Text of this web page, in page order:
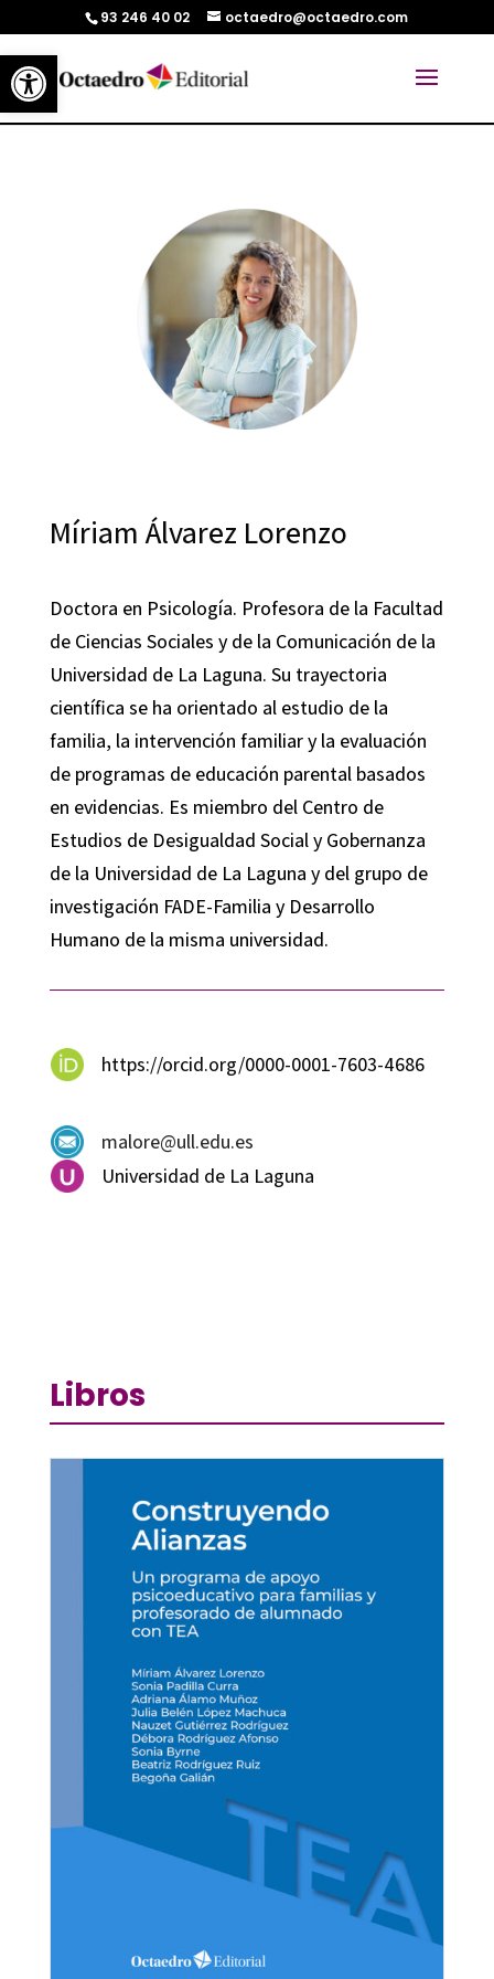
Abrir barra de herramientas
93 246 40 02 octaedro@octaedro.com
Míriam Álvarez Lorenzo
Doctora en Psicología. Profesora de la Facultad
de Ciencias Sociales y de la Comunicación de la
Universidad de La Laguna. Su trayectoria
científica se ha orientado al estudio de la
familia, la intervención familiar y la evaluación
de programas de educación parental basados
en evidencias. Es miembro del Centro de
Estudios de Desigualdad Social y Gobernanza
de la Universidad de La Laguna y del grupo de
investigación FADE-Familia y Desarrollo
Humano de la misma universidad.
https://orcid.org/0000-0001-7603-4686
malore@ull.edu.es
Universidad de La Laguna
Libros